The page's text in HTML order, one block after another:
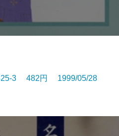
3 482円 1999/05/28